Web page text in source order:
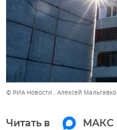
© РИА Новости . Алексей Мальгавко
Читать в МАКС